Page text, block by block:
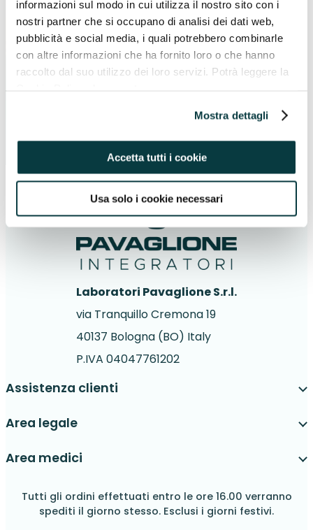
informazioni sul modo in cui utilizza il nostro sito con i
nostri partner che si occupano di analisi dei dati web,
pubblicità e social media, i quali potrebbero combinarle
con altre informazioni che ha fornito loro o che hanno
raccolto dal suo utilizzo dei loro servizi. Potrà leggere la
Mostra dettagli
Accetta tutti i cookie
Usa solo i cookie necessari
Acconsento a iscrivermi alla newsletter di Pavaglione
Integratori e dichiaro di aver letto l’informativa sullaPrivacy .
Laboratori Pavaglione S.r.l.
via Tranquillo Cremona 19
40137 Bologna (BO) Italy
P.IVA 04047761202
Assistenza clienti
Area legale
Area medici
Tutti gli ordini effettuati entro le ore 16.00 verranno
spediti il giorno stesso. Esclusi i giorni festivi.